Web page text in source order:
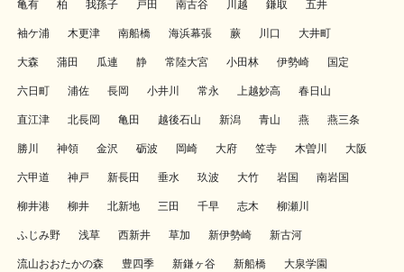
亀有 柏 我孫子 戸田 南古谷 川越 鎌取 五井
袖ケ浦 木更津 南船橋 海浜幕張 蕨 川口 大井町
大森 蒲田 瓜連 静 常陸大宮 小田林 伊勢崎 国定
六日町 浦佐 長岡 小井川 常永 上越妙高 春日山
直江津 北長岡 亀田 越後石山 新潟 青山 燕 燕三条
勝川 神領 金沢 砺波 岡崎 大府 笠寺 木曽川 大阪
六甲道 神戸 新長田 垂水 玖波 大竹 岩国 南岩国
柳井港 柳井 北新地 三田 千早 志木 柳瀬川
ふじみ野 浅草 西新井 草加 新伊勢崎 新古河
流山おおたかの森 豊四季 新鎌ヶ谷 新船橋 大泉学園